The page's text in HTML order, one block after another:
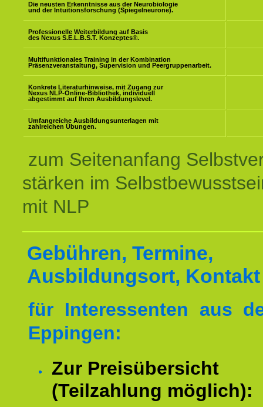
Die neusten Erkenntnisse aus der Neurobiologie
und der Intuitionsforschung (Spiegelneurone).
Professionelle Weiterbildung auf Basis
des Nexus S.E.L.B.S.T. Konzeptes®.
Multifunktionales Training in der Kombination
Präsenzveranstaltung, Supervision und Peergruppenarbeit.
Konkrete Literaturhinweise, mit Zugang zur
Nexus NLP-Online-Bibliothek, individuell
abgestimmt auf Ihren Ausbildungslevel.
Umfangreiche Ausbildungsunterlagen mit
zahlreichen Übungen.
zum Seitenanfang
stärken im
mit NLP
Gebühren, Termine,
Ausbildungsort, Kontakt
für Interessenten aus
Eppingen:
Zur Preisübersicht
(Teilzahlung möglich):